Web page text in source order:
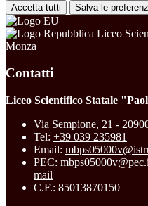
Accetta tutti Salva le
Liceo
Monza
Contatti
Liceo Scientifico Statale
Via Sempione, 21 -
Tel: +39 039 235981
Email:
PEC:
mail
C.F.: 85013870150